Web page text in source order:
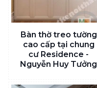
Bàn thờ treo tường
cao cấp tại chung
cư Residence -
Nguyễn Huy Tưởng